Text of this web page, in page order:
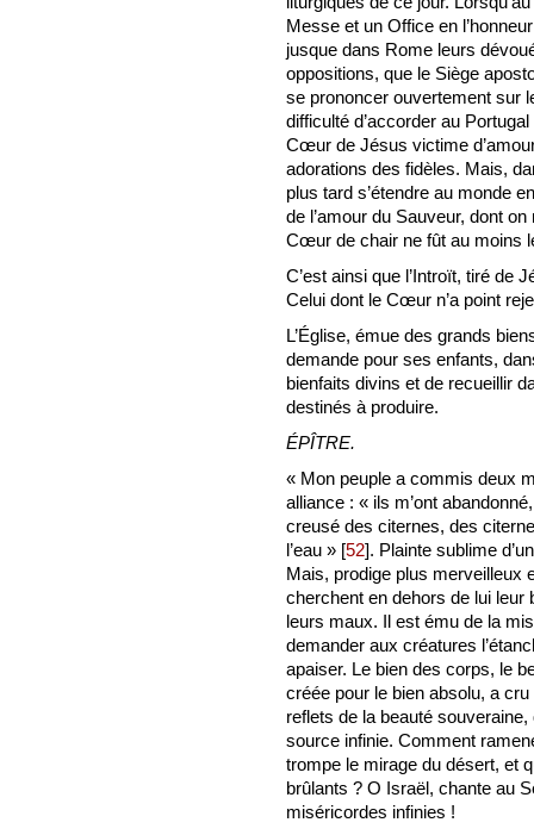
Messe et un Office en
jusque dans Rome leurs
oppositions, que le Siège
se prononcer ouvertement sur
difficulté d’accorder au
Cœur de Jésus victime
adorations des fidèles. Mais,
plus tard s’étendre au monde
de l’amour du Sauveur, dont
Cœur de chair ne fût au moins
C’est ainsi que l’Introït, tiré de
Celui dont le Cœur n’a point
L’Église, émue des grands
demande pour ses enfants,
bienfaits divins et de recueillir
destinés à produire.
ÉPÎTRE.
« Mon peuple a commis deux
alliance : « ils m’ont
creusé des citernes, des
l’eau » [52]. Plainte sublime
Mais, prodige plus merveilleux
cherchent en dehors de lui leur
leurs maux. Il est ému de la
demander aux créatures
apaiser. Le bien des corps, le
créée pour le bien absolu, a
reflets de la beauté
source infinie. Comment
trompe le mirage du désert, et
brûlants ? O Israël, chante au
miséricordes infinies !